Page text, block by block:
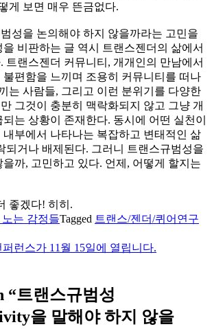
게 보면 매우 뜬금없다.
성을 논의해야 하지 않을까라는 고민을
비판하는 글 역시 트랜스젠더의 삶에서
트랜스젠더 커뮤니티, 개개인의 만남에서
편함을 느끼며 조용히 커뮤니티를 떠나
는 사람들, 그리고 이런 분위기를 다양한
그것이 충분히 맥락화되지 않고 그냥 개
는 상황이 존재한다. 동시에 어떤 실천이
부에서 나타나는 복잡하고 변태적인 삶
되거나 배제된다. 그러니 트랜스규범성을
까, 고민하고 있다. 언제, 어떻게 할지는
좋겠다! 히히.
는 감정들Tagged 트랜스/젠더/퀴어연구
런스가 11월 15일에 열립니다.
“트랜스규범성
을 말해야 하지 않을